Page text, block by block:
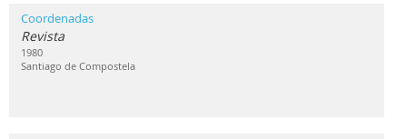
Coordenadas
Revista
1980
Santiago de Compostela